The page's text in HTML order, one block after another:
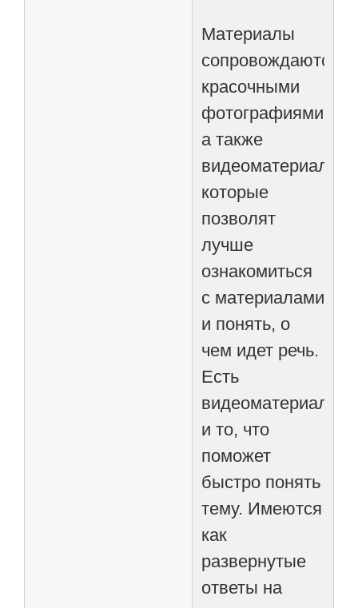
Материалы
сопровождаются
красочными
фотографиями,
а также
которые
позволят
лучше
ознакомиться
с материалами
и понять, о
чем идет речь.
Есть
видеоматериалы
и то, что
поможет
быстро понять
тему. Имеются
как
развернутые
ответы на